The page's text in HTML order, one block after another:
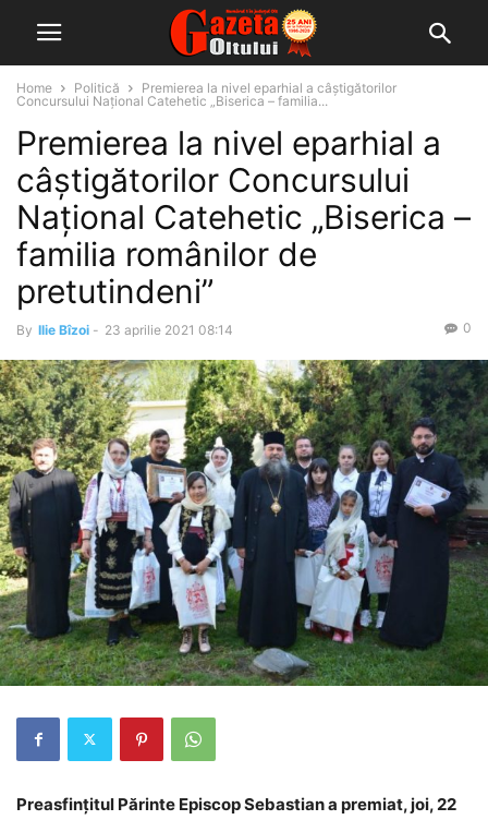
Home Politică
Premierea la nivel eparhial a câștigătorilor
Concursului Naţional Catehetic „Biserica – familia...
Premierea la nivel eparhial a
câștigătorilor Concursului
Naţional Catehetic „Biserica –
familia românilor de
pretutindeni”
By Ilie Bîzoi - 23 aprilie 2021 08:14 0
Preasfințitul Părinte Episcop Sebastian a premiat, joi, 22